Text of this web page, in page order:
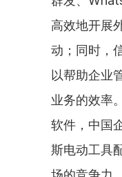
高效地开展
动；同时，
以帮助企业
业务的效率
软件，中国
斯电动工具